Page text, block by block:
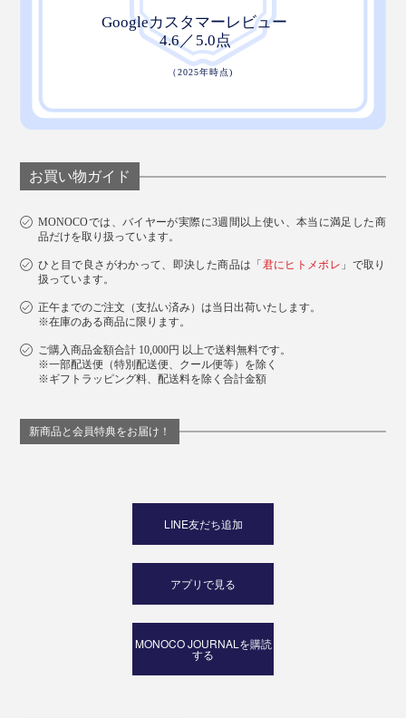
お買い物ガイド
MONOCOでは、バイヤーが実際に3週間以上使い、本当に満足した商
品だけを取り扱っています。
ひと目で良さがわかって、即決した商品は「君にヒトメボレ 」で取り
扱っています。
正午までのご注文（支払い済み）は当日出荷いたします。
※在庫のある商品に限ります。
ご購入商品金額合計 10,000円 以上で送料無料です。
※一部配送便（特別配送便、クール便等）を除く
※ギフトラッピング料、配送料を除く合計金額
新商品と会員特典をお届け！
LINE友だち追加
アプリで見る
MONOCO JOURNALを購読
する